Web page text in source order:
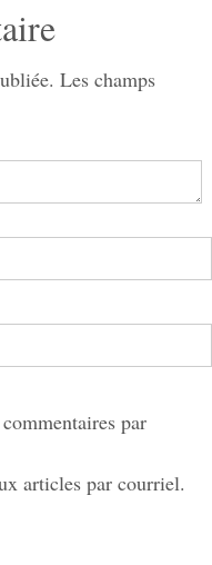
Les champs
par
articles par courriel.